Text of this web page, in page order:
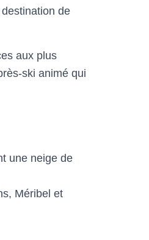
de
aux plus
ski animé qui
une neige de
Méribel et